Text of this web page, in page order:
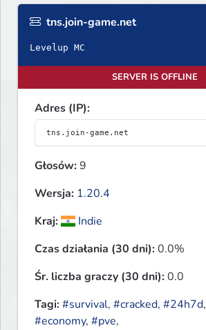
tns.join-game.net
Levelup MC
SERVER IS OFFLINE
Adres (IP):
Głosów:9
Wersja: 1.20.4
Kraj:
Indie
Czas działania (30 dni):0.0%
Śr. liczba graczy (30 dni):0.0
Tagi:#survival, #cracked, #24h7d,
#economy, #pve,